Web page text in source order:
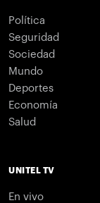
Política
Seguridad
Sociedad
Mundo
Deportes
Economía
Salud
UNITEL TV
En vivo